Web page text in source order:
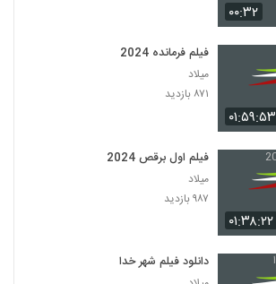
۰۰:۳۲
۰۱:۵۹:۵۳
فیلم فرمانده 2024
میلاد
۸۷۱ بازدید
۰۱:۳۸:۲۲
فیلم اول برقص 2024
میلاد
۹۸۷ بازدید
دانلود فیلم شهر خدا